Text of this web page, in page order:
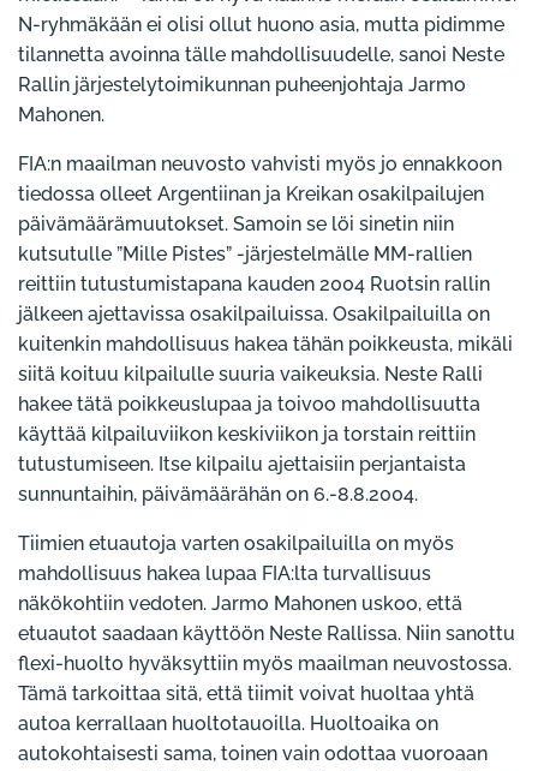
N-ryhmäkään ei olisi ollut huono asia, mutta pidimme
tilannetta avoinna tälle mahdollisuudelle, sanoi Neste
Rallin järjestelytoimikunnan puheenjohtaja Jarmo
Mahonen.
FIA:n maailman neuvosto vahvisti myös jo ennakkoon
tiedossa olleet Argentiinan ja Kreikan osakilpailujen
päivämäärämuutokset. Samoin se löi sinetin niin
kutsutulle ”Mille Pistes” -järjestelmälle MM-rallien
reittiin tutustumistapana kauden 2004 Ruotsin rallin
jälkeen ajettavissa osakilpailuissa. Osakilpailuilla on
kuitenkin mahdollisuus hakea tähän poikkeusta, mikäli
siitä koituu kilpailulle suuria vaikeuksia. Neste Ralli
hakee tätä poikkeuslupaa ja toivoo mahdollisuutta
käyttää kilpailuviikon keskiviikon ja torstain reittiin
tutustumiseen. Itse kilpailu ajettaisiin perjantaista
sunnuntaihin, päivämäärähän on 6.-8.8.2004.
Tiimien etuautoja varten osakilpailuilla on myös
mahdollisuus hakea lupaa FIA:lta turvallisuus
näkökohtiin vedoten. Jarmo Mahonen uskoo, että
etuautot saadaan käyttöön Neste Rallissa. Niin sanottu
flexi-huolto hyväksyttiin myös maailman neuvostossa.
Tämä tarkoittaa sitä, että tiimit voivat huoltaa yhtä
autoa kerrallaan huoltotauoilla. Huoltoaika on
autokohtaisesti sama, toinen vain odottaa vuoroaan